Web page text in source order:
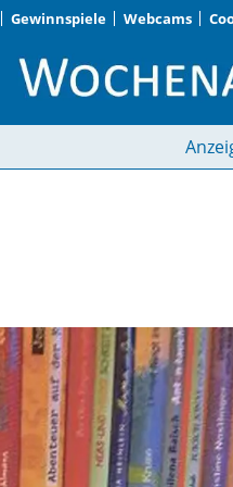
Gewinnspiele Webcams
Quax-